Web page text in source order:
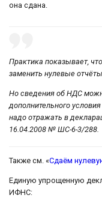
она сдана.
Практика показывает,
заменить нулевые
Но сведения об НДС
дополнительного
надо отражать в
16.04.2008 № ШС-6-3/288.
Также см. «Сдаём
Единую упрощенную
ИФНС: